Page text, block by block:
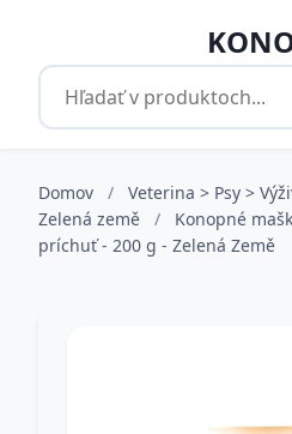
Domov / Veterina > Psy >
Zelená země
/
Konopné
príchuť - 200 g - Zelená Země